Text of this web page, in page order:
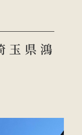
玉県鴻